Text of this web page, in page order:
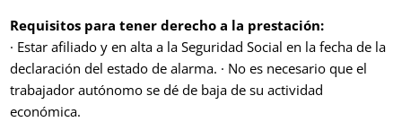
Requisitos para tener derecho a la prestación:
· Estar afiliado y en alta a la Seguridad Social en la fecha de la
declaración del estado de alarma. · No es necesario que el
trabajador autónomo se dé de baja de su actividad
económica.